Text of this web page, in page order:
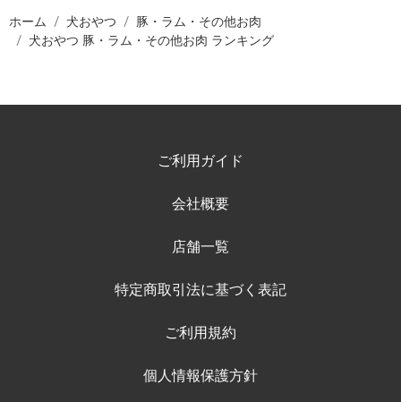
ホーム 犬おやつ
豚・ラム・その他お肉
犬おやつ 豚・ラム・その他お肉 ランキング
ご利用ガイド
会社概要
店舗一覧
特定商取引法に基づく表記
ご利用規約
個人情報保護方針